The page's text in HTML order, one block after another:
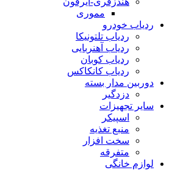
مموری
ردیاب خودرو
ردیاب تلتونیکا
ردیاب آهنربایی
ردیاب کوبان
ردیاب کانکاکس
دوربین مدار بسته
دزدگیر
سایر تجهیزات
اسپیکر
منبع تغذیه
سخت افزار
متفرقه
لوازم خانگی